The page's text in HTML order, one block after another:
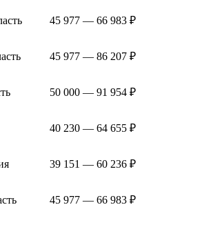
45 977 — 66 983 ₽
45 977 — 86 207 ₽
50 000 — 91 954 ₽
40 230 — 64 655 ₽
39 151 — 60 236 ₽
45 977 — 66 983 ₽